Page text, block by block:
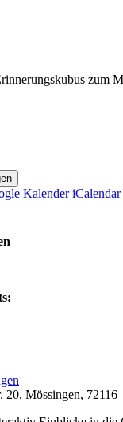
Kalender iCalendar
20, Mössingen, 72116